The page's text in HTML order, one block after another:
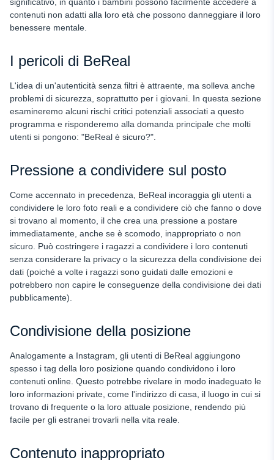
contenuti non adatti alla loro età che possono danneggiare il loro
benessere mentale.
I pericoli di BeReal
L'idea di un'autenticità senza filtri è attraente, ma solleva anche
problemi di sicurezza, soprattutto per i giovani. In questa sezione
esamineremo alcuni rischi critici potenziali associati a questo
programma e risponderemo alla domanda principale che molti
utenti si pongono: "BeReal è sicuro?".
Pressione a condividere sul posto
Come accennato in precedenza, BeReal incoraggia gli utenti a
condividere le loro foto reali e a condividere ciò che fanno o dove
si trovano al momento, il che crea una pressione a postare
immediatamente, anche se è scomodo, inappropriato o non
sicuro. Può costringere i ragazzi a condividere i loro contenuti
senza considerare la privacy o la sicurezza della condivisione dei
dati (poiché a volte i ragazzi sono guidati dalle emozioni e
potrebbero non capire le conseguenze della condivisione dei dati
pubblicamente).
Condivisione della posizione
Analogamente a Instagram, gli utenti di BeReal aggiungono
spesso i tag della loro posizione quando condividono i loro
contenuti online. Questo potrebbe rivelare in modo inadeguato le
loro informazioni private, come l'indirizzo di casa, il luogo in cui si
trovano di frequente o la loro attuale posizione, rendendo più
facile per gli estranei trovarli nella vita reale.
Contenuto inappropriato